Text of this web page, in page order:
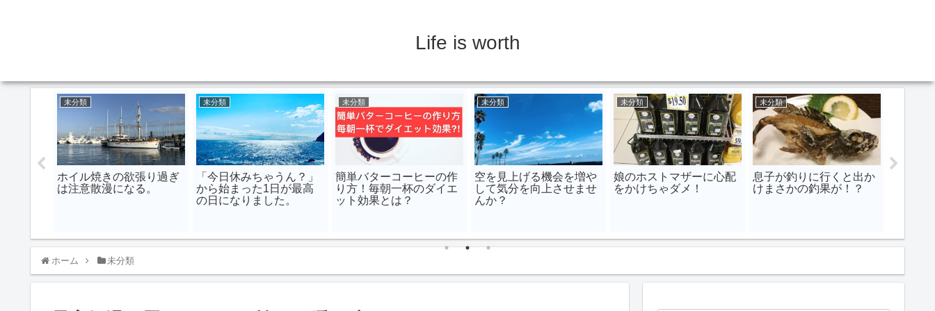
Life is worth
未分類
ホイル焼きの欲張り過ぎ
は注意散漫になる。
未分類
「今日休みちゃうん？」
から始まった1日が最高
の日になりました。
未分類
簡単バターコーヒーの作
り方！毎朝一杯のダイエ
ット効果とは？
未分類
空を見上げる機会を増や
して気分を向上させませ
んか？
未分類
娘のホストマザーに心配
をかけちゃダメ！
未分類
息子が釣りに行くと出か
けまさかの釣果が！？
ホーム 未分類